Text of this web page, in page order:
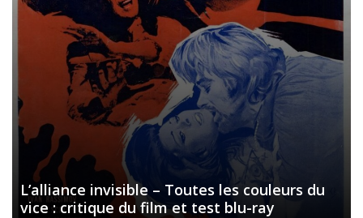
L’alliance invisible – Toutes les couleurs du
vice : critique du film et test blu-ray